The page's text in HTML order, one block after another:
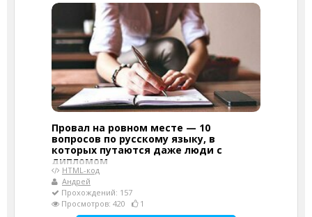
Провал на ровном месте — 10
вопросов по русскому языку, в
которых путаются даже люди с
дипломом
HTML-код
Андрей
Прохождений: 157
Просмотров: 420
1